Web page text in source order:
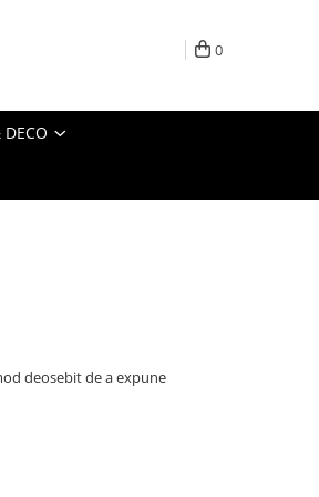
0
deosebit de a expune